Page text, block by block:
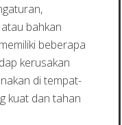
bahkan
beberapa
kerusakan
di tempat-
kuat dan tahan